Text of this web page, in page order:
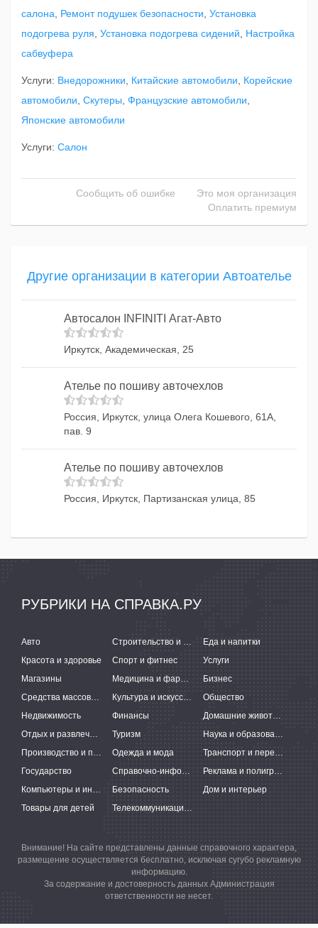
салона
Ремонт подушек безопасности Установка
подогрева руля Установка подогрева сидений
Настройка
сабвуфера
Услуги: Внедорожники Китайские автомобили
Корейские
автомобили Скутеры Французские автомобили
Японские автомобили
Услуги: Салон
Сообщить об ошибке
Это моя организация
Оплатить премиум
Другие организации в категории Автоателье
Автосалон INFINITI Агат-Авто
Иркутск, Академическая, 25
Ателье по пошиву авточехлов
Россия, Иркутск, улица Олега Кошевого, 61А,
пав. 9
Ателье по пошиву авточехлов
Россия, Иркутск, Партизанская улица, 85
РУБРИКИ НА СПРАВКА.РУ
Авто Строительство и ремонт
Еда и напитки
Красота и здоровье
Спорт и фитнес
Услуги
Магазины
Медицина и фармацевтика
Бизнес
Средства массовой информации
Культура и искусство
Общество
Недвижимость
Финансы
Домашние животные
Отдых и развлечения
Туризм
Наука и образование
Производство и поставки
Одежда и мода
Транспорт и перевозки
Государство
Справочно-информационные системы
Реклама и полиграфия
Компьютеры и интернет
Безопасность
Дом и интерьер
Товары для детей
Телекоммуникации и связь
Внимание! На сайте представлены данные справочного характера,
размещение осуществляется бесплатно, исключая сугубо рекламную
информацию.
За содержание и достоверность данных Администрация
ответственности не несет.